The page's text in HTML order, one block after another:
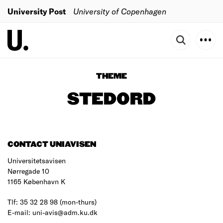
University Post University of Copenhagen
THEME
STEDORD
CONTACT UNIAVISEN
Universitetsavisen
Nørregade 10
1165 København K
Tlf: 35 32 28 98 (mon-thurs)
E-mail: uni-avis@adm.ku.dk